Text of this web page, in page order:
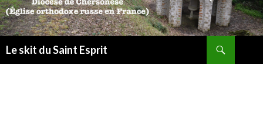
Le skit du Saint Esprit